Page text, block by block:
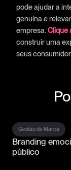
pode ajudar a
genuína e
empresa. Clique
construir uma
seus
Gestão de Marca
Branding
público